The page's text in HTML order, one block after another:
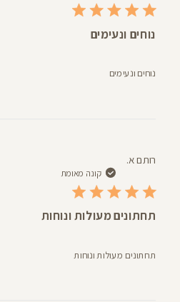
נוחים ונעימים
נוחים ונעימים
רותם א.
קונה מאומת
תחתונים מעולות ונוחות
תחתונים מעולות ונוחות